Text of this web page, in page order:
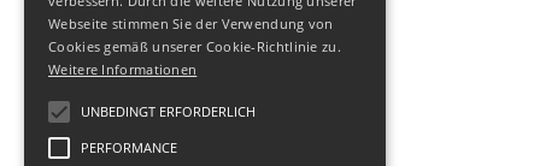
Webseite stimmen Sie der Verwendung von
Cookies gemäß unserer Cookie-Richtlinie zu.
Weitere Informationen
UNBEDINGT ERFORDERLICH
PERFORMANCE